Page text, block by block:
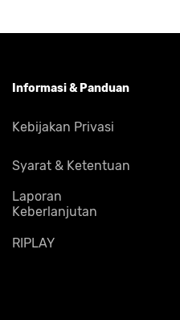
Informasi & Panduan
Kebijakan Privasi
Syarat & Ketentuan
Laporan
Keberlanjutan
RIPLAY